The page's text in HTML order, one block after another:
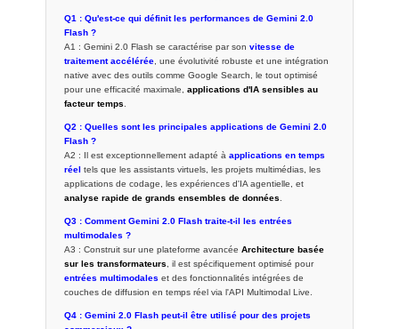
Q1 : Qu'est-ce qui définit les performances de Gemini 2.0
Flash ?
A1 : Gemini 2.0 Flash se caractérise par sonvitesse de
traitement accélérée, une évolutivité robuste et une intégration
native avec des outils comme Google Search, le tout optimisé
pour une efficacité maximale,applications d'IA sensibles au
facteur temps.
Q2 : Quelles sont les principales applications de Gemini 2.0
Flash ?
A2 : Il est exceptionnellement adapté àapplications en temps
réel tels que les assistants virtuels, les projets multimédias, les
applications de codage, les expériences d'IA agentielle, et
analyse rapide de grands ensembles de données.
Q3 : Comment Gemini 2.0 Flash traite-t-il les entrées
multimodales ?
A3 : Construit sur une plateforme avancéeArchitecture basée
sur les transformateurs, il est spécifiquement optimisé pour
entrées multimodales et des fonctionnalités intégrées de
couches de diffusion en temps réel via l'API Multimodal Live.
Q4 : Gemini 2.0 Flash peut-il être utilisé pour des projets